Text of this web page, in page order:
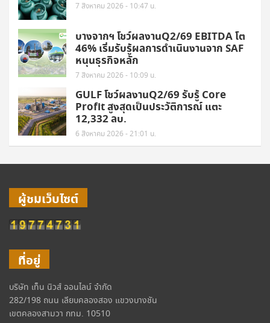
7 สิงหาคม 2026 - 10:47 น.
บางจากฯ โชว์ผลงานQ2/69 EBITDA โต
46% เริ่มรับรู้ผลการดำเนินงานจาก SAF
หนุนธุรกิจหลัก
7 สิงหาคม 2026 - 10:09 น.
GULF โชว์ผลงานQ2/69 รับรู้ Core
Profit สูงสุดเป็นประวัติการณ์ แตะ
12,332 ลบ.
6 สิงหาคม 2026 - 21:01 น.
ผู้ชมเว็บไซต์
ที่อยู่
บริษัท เท็น นิวส์ ออนไลน์ จำกัด
282/198 ถนน เลียบคลองสอง แขวงบางชัน
เขตคลองสามวา กทม. 10510